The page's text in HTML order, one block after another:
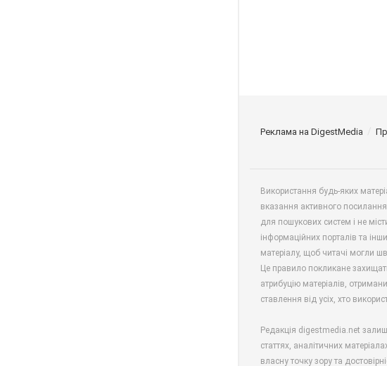
Реклама на DigestMedia
Використання будь-яких
вказання активного
для пошукових систем і не
інформаційних порталів та
матеріалу, щоб читачі могли
Це правило покликане
атрибуцію матеріалів,
ставлення від усіх, хто
Редакція digestmedia.net
статтях, аналітичних
власну точку зору та